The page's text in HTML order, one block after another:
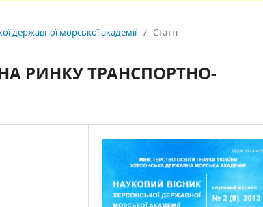
державної морської академії / Статті
РИНКУ ТРАНСПОРТНО-